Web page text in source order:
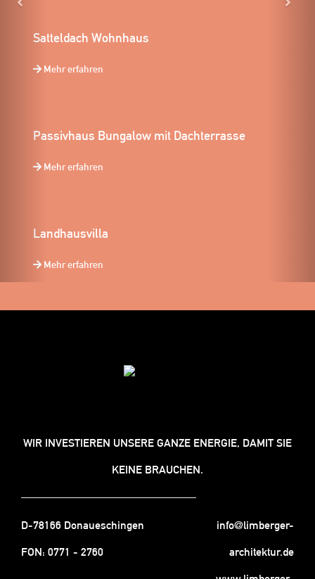
Satteldach Wohnhaus
Mehr erfahren
Passivhaus Bungalow mit Dachterrasse
Mehr erfahren
Landhausvilla
Mehr erfahren
WIR INVESTIEREN UNSERE GANZE ENERGIE, DAMIT SIE
KEINE BRAUCHEN.
D-78166 Donaueschingen
FON: 0771 - 2760
info@limberger-
architektur.de